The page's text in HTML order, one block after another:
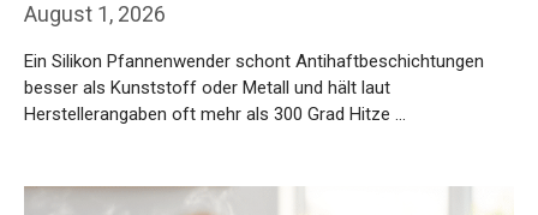
August 1, 2026
Ein Silikon Pfannenwender schont Antihaftbeschichtungen
besser als Kunststoff oder Metall und hält laut
Herstellerangaben oft mehr als 300 Grad Hitze …